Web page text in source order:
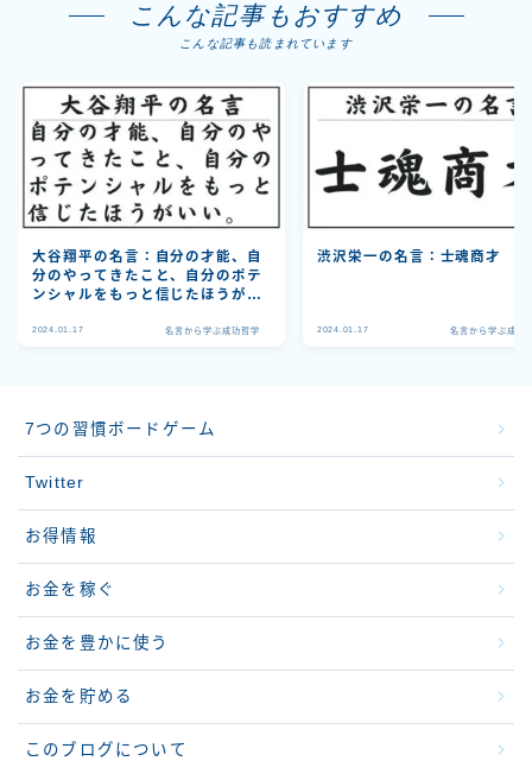
こんな記事もおすすめ
こんな記事も読まれています
大谷翔平の名言：自分の才能、自
分のやってきたこと、自分のポテ
ンシャルをもっと信じたほうがい
2024.01.17 名言から学ぶ成功哲学
渋沢栄一の名言：士魂商才
2024.01.17 名言から学ぶ成功
7つの習慣ボードゲーム
Twitter
お得情報
お金を稼ぐ
お金を豊かに使う
お金を貯める
このブログについて